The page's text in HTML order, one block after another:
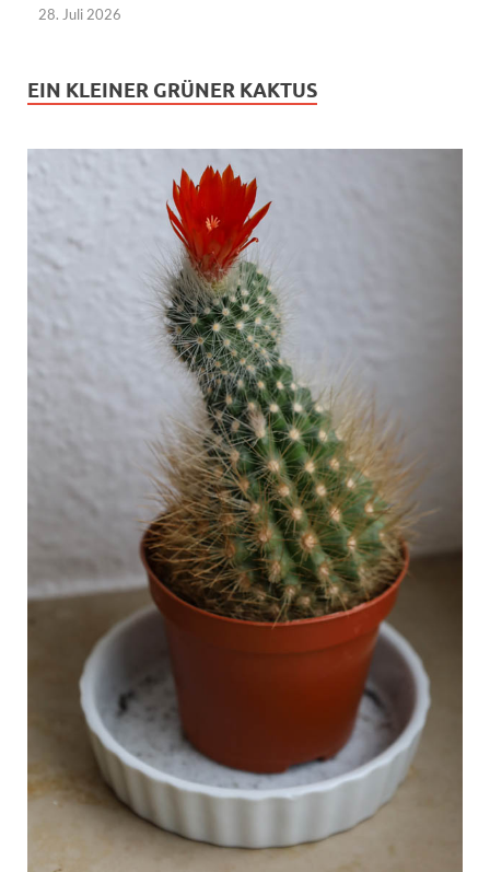
28. Juli 2026
EIN KLEINER GRÜNER KAKTUS